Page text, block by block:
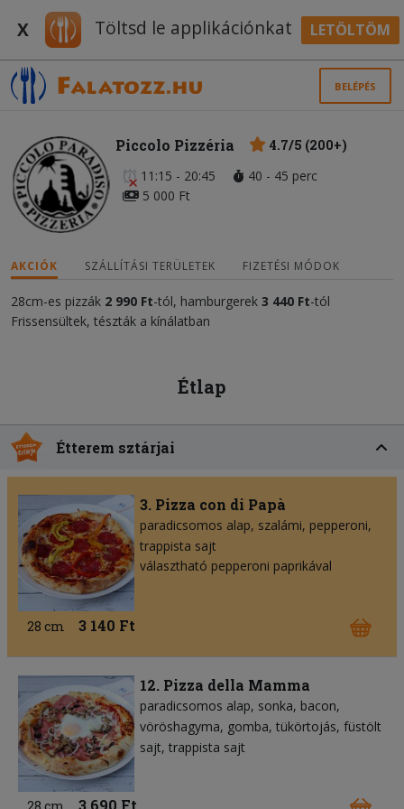
X Töltsd le applikációnkat LETÖLTÖM
BELÉPÉS
Piccolo Pizzéria
4.7/5 (200+)
11:15 - 20:45
40 - 45 perc
5 000 Ft
AKCIÓK SZÁLLÍTÁSI TERÜLETEK FIZETÉSI MÓDOK
28cm-es pizzák 2 990 Ft-tól, hamburgerek 3 440 Ft-tól
Frissensültek, tészták a kínálatban
Étlap
Étterem sztárjai
3. Pizza con di Papà
paradicsomos alap szalámi pepperoni
trappista sajt
választható pepperoni paprikával
28 cm 3 140 Ft
12. Pizza della Mamma
paradicsomos alap sonka bacon
vöröshagyma gomba tükörtojás füstölt
sajt trappista sajt